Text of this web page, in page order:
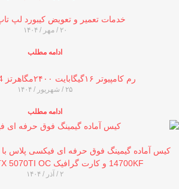
خدمات تعمیر و تعویض کیبورد لپ
۲۰ / مهر / ۱۴۰۴
ادامه مطلب
رم کامپیوتر ۱۶گیگابایت ۲۴۰۰مگاهرتز DDR4 استوک
۲۵ / شهریور / ۱۴۰۴
ادامه مطلب
14700KF و کارت گرافیک ASUS TUF RTX 5070TI OC